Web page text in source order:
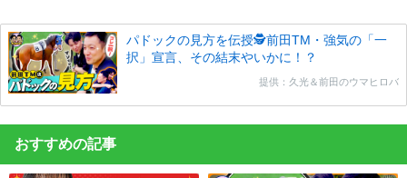
パドックの見方を伝授🕵前田TM・強気の「一
択」宣言、その結末やいかに！？
提供：久光＆前田のウマヒロバ
おすすめの記事